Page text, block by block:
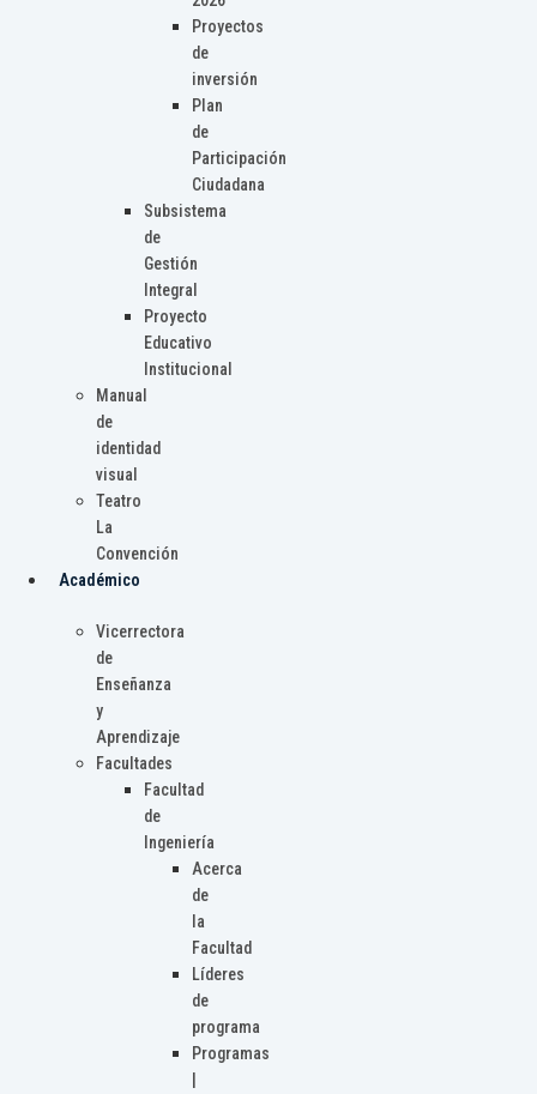
Proyectos
de
inversión
Plan
de
Participación
Ciudadana
Subsistema
de
Gestión
Integral
Proyecto
Educativo
Institucional
Manual
de
identidad
visual
Teatro
La
Convención
Académico
Vicerrectora
de
Enseñanza
y
Aprendizaje
Facultades
Facultad
de
Ingeniería
Acerca
de
la
Facultad
Líderes
de
programa
Programas